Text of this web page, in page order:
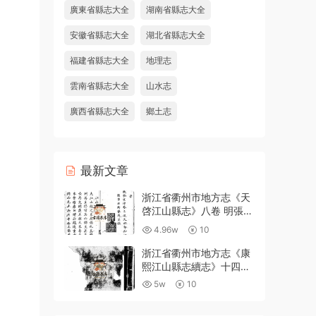
廣東省縣志大全 湖南省縣志大全
安徽省縣志大全 湖北省縣志大全
福建省縣志大全 地理志
雲南省縣志大全 山水志
廣西省縣志大全 鄉土志
最新文章
浙江省衢州市地方志《天
啓江山縣志》八卷 明張鳳
翼 徐日葵纂修PDF高清電
子版下載
4.96w 10
浙江省衢州市地方志《康
熙江山縣志續志》十四卷
附錄一卷 清汪浩修 宋俊
5w 10